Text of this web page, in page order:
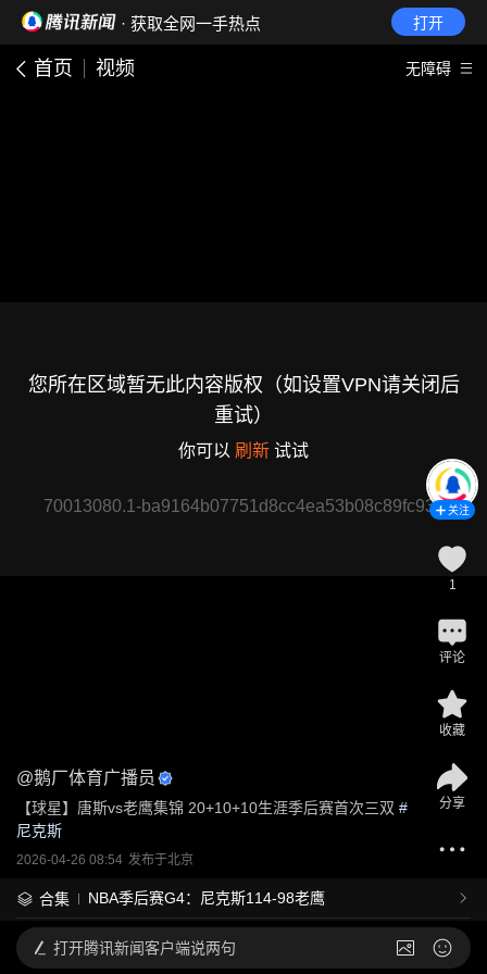
· 获取全网一手热点 打开
首页 视频 无障碍
您所在区域暂无此内容版权（如设置VPN请关闭后
重试）
你可以 刷新 试试
70013080.1-ba9164b07751d8cc4ea53b08c89fc933
@鹅厂体育广播员
【球星】唐斯vs老鹰集锦 20+10+10生涯季后赛首次三双 #
尼克斯
2026-04-26 08:54 发布于北京
合集 NBA季后赛G4：尼克斯114-98老鹰
关注
1
评论
收藏
分享
打开腾讯新闻客户端说两句